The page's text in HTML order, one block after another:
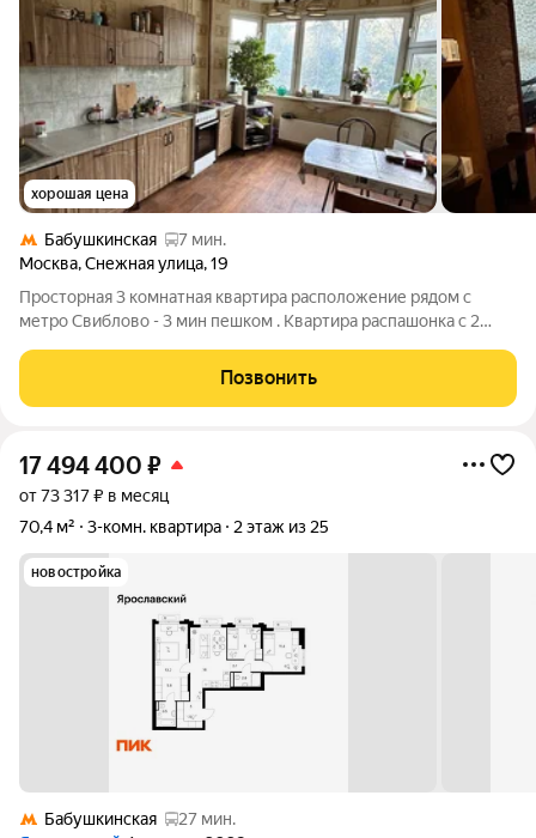
хорошая цена
Бабушкинская
7 мин.
Москва,Снежная улица,19
Просторная 3 комнатная квартира расположение рядом с
метро Свиблово - 3 мин пешком . Квартира распашонка с 2
окном , большой и просторный холл , все комнаты
изолированы 18,9/14,7/11,20 м2 Год
Позвонить
17 494 400 ₽
от 73 317 ₽ в месяц
70,4 м²
3-комн. квартира 2 этаж из 25
новостройка
Бабушкинская
27 мин.